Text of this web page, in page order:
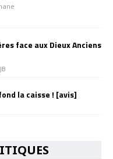
face aux Dieux Anciens
JB
la caisse ! [avis]